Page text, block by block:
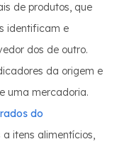
de produtos, que
identificam e
dos de outro.
da origem e
uma mercadoria.
do
itens alimentícios,